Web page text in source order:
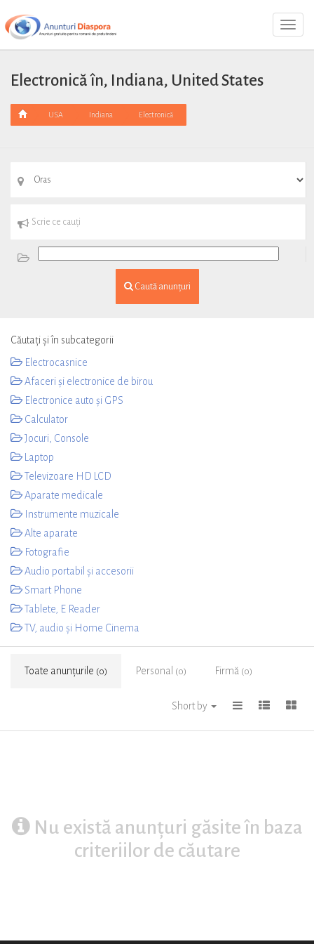
Electronică în, Indiana, United States
USA Indiana Electronică
Caută anunțuri
Căutați și în subcategorii
Electrocasnice
Afaceri și electronice de birou
Electronice auto și GPS
Calculator
Jocuri, Console
Laptop
Televizoare HD LCD
Aparate medicale
Instrumente muzicale
Alte aparate
Fotografie
Audio portabil și accesorii
Smart Phone
Tablete, E Reader
TV, audio și Home Cinema
Toate anunțurile (0) Personal (0) Firmă (0)
Short by
Nu există anunțuri găsite în baza
criteriilor de căutare